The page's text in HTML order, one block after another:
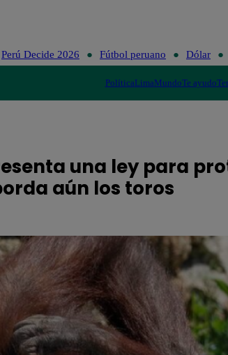
Perú Decide 2026 Fútbol peruano Dólar
PolíticaLimaMundoTe ayudo
una ley para
aún los toros